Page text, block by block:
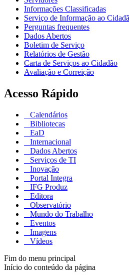
Informações Classificadas
Serviço de Informação ao
Perguntas frequentes
Dados Abertos
Boletim de Serviço
Relatórios de Gestão
Carta de Serviços ao Cidadão
Avaliação e Correição
Acesso Rápido
Calendários
Bibliotecas
EaD
Internacional
Dados Abertos
Serviços de TI
Inovação
Portal Integra
IFG Produz
Editora
Observatório
Mundo do Trabalho
Eventos
Imagens
Vídeos
Fim do menu principal
Início do conteúdo da página